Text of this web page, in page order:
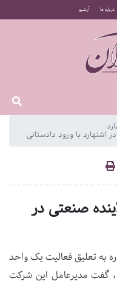
درباره ما آرشیو
اشتهارد با ورود دادستانی
صنعتی در
به تعلیق فعالیت یک واحد
گفت مدیرعامل این شرکت